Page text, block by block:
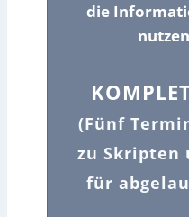
die
(Fünf
zu Skripten
für